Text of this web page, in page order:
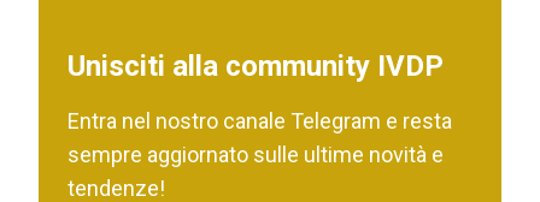
Unisciti alla community IVDP
Entra nel nostro canale Telegram e resta
sempre aggiornato sulle ultime novità e
tendenze!